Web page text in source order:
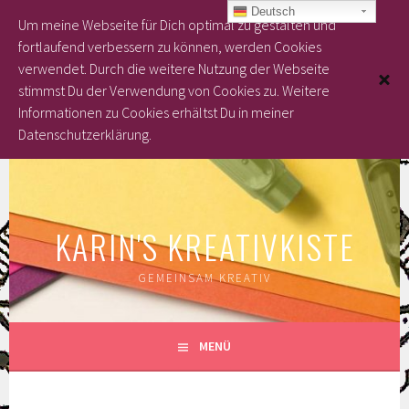
Inhalt
KARIN'S KREATIVKISTE
GEMEINSAM KREATIV
MENÜ
Deutsch
Um meine Webseite für Dich optimal zu gestalten und
fortlaufend verbessern zu können, werden Cookies
verwendet. Durch die weitere Nutzung der Webseite
stimmst Du der Verwendung von Cookies zu. Weitere
Informationen zu Cookies erhältst Du in meiner
Datenschutzerklärung.